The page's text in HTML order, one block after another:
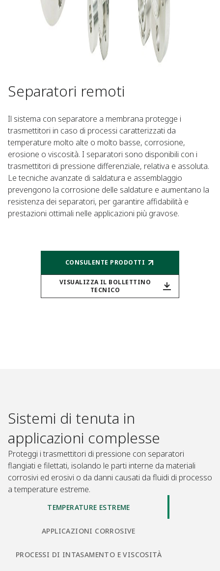
Separatori remoti​ ​
Il sistema con separatore a membrana protegge i
trasmettitori in caso di processi caratterizzati da
temperature molto alte o molto basse, corrosione,
erosione o viscosità. I separatori sono disponibili con i
trasmettitori di pressione differenziale, relativa e assoluta.
Le tecniche avanzate di saldatura e assemblaggio
prevengono la corrosione delle saldature e aumentano la
resistenza dei separatori, per garantire affidabilità e
prestazioni ottimali nelle applicazioni più gravose. ​
CONSULENTE PRODOTTI​
VISUALIZZA IL BOLLETTINO
TECNICO​
Sistemi di tenuta in
applicazioni complesse​
Proteggi i trasmettitori di pressione con separatori
flangiati e filettati, isolando le parti interne da materiali
corrosivi ed erosivi o da danni causati da fluidi di processo
a temperature estreme.​
TEMPERATURE ESTREME​
APPLICAZIONI CORROSIVE​
PROCESSI DI INTASAMENTO E VISCOSITÀ​